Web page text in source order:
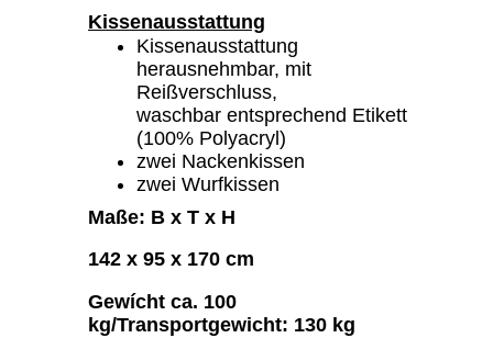
Kissenausstattung
Kissenausstattung
herausnehmbar, mit
Reißverschluss,
waschbar entsprechend Etikett
(100% Polyacryl)
zwei Nackenkissen
zwei Wurfkissen
Maße: B x T x H
142 x 95 x 170 cm
Gewícht ca. 100
kg/Transportgewicht: 130 kg